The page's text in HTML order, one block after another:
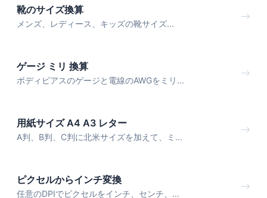
靴のサイズ換算
メンズ、レディース、キッズの靴サイズ...
ゲージ ミリ 換算
ボディピアスのゲージと電線のAWGをミリ...
用紙サイズ A4 A3 レター
A判、B判、C判に北米サイズを加えて、ミ...
ピクセルからインチ変換
任意のDPIでピクセルをインチ、センチ、...